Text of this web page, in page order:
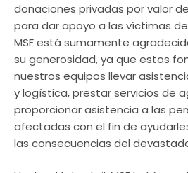
donaciones privadas por valor
para dar apoyo a las víctimas
MSF está sumamente
su generosidad, ya que estos
nuestros equipos llevar
y logística, prestar servicios de
proporcionar asistencia a las
afectadas con el fin de
las consecuencias del